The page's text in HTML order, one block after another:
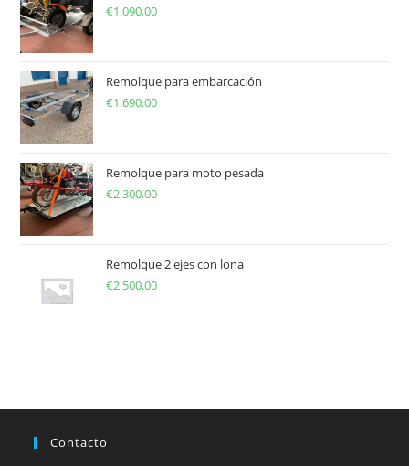
€1.090,00
Remolque para embarcación
€1.690,00
Remolque para moto pesada
€2.300,00
Remolque 2 ejes con lona
€2.500,00
Contacto